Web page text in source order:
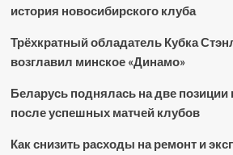
история новосибирского клуба
Трёхкратный обладатель Кубка
возглавил минское «Динамо»
Беларусь поднялась на две позиции
после успешных матчей клубов
Как снизить расходы на ремонт и